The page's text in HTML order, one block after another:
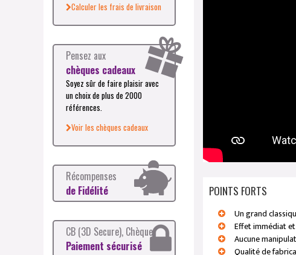
Calculer les frais de livraison
Pensez aux
chèques cadeaux
Soyez sûr de faire plaisir avec
un choix de plus de 2000
références.
Voir les chèques cadeaux
Récompenses
de Fidélité
CB (3D Secure), Chèque
Paiement sécurisé
POINTS FORTS
Un grand
Effet immédiat
Aucune
Qualité de